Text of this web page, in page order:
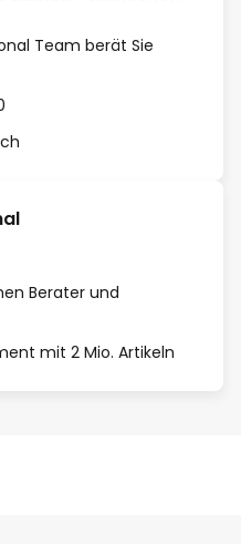
Team berät Sie
Berater und
mit 2 Mio. Artikeln